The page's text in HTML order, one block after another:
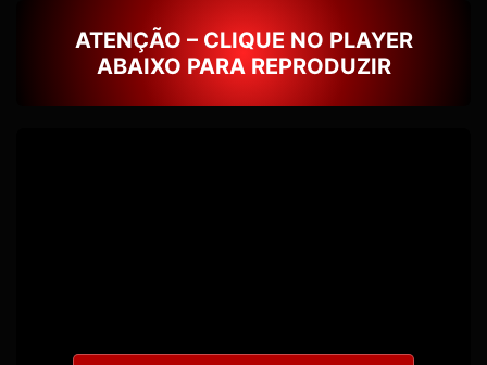
ATENÇÃO – CLIQUE NO PLAYER
ABAIXO PARA REPRODUZIR